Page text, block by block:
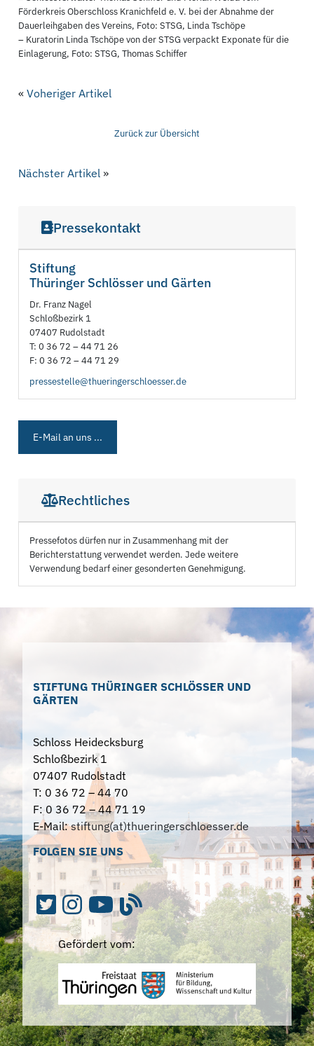
Förderkreis Oberschloss Kranichfeld e. V. bei der Abnahme der
Dauerleihgaben des Vereins, Foto: STSG, Linda Tschöpe
– Kuratorin Linda Tschöpe von der STSG verpackt Exponate für die
Einlagerung, Foto: STSG, Thomas Schiffer
«Voheriger Artikel
Zurück zur Übersicht
Nächster Artikel »
Pressekontakt
Stiftung
Thüringer Schlösser und Gärten
Dr. Franz Nagel
Schloßbezirk 1
07407 Rudolstadt
T: 0 36 72 – 44 71 26
F: 0 36 72 – 44 71 29
pressestelle@thueringerschloesser.de
E-Mail an uns ...
Rechtliches
Pressefotos dürfen nur in Zusammenhang mit der
Berichterstattung verwendet werden. Jede weitere
Verwendung bedarf einer gesonderten Genehmigung.
STIFTUNG THÜRINGER SCHLÖSSER UND
GÄRTEN
Schloss Heidecksburg
Schloßbezirk 1
07407 Rudolstadt
T: 0 36 72 – 44 70
F: 0 36 72 – 44 71 19
E-Mail:stiftung(at)thueringerschloesser.de
FOLGEN SIE UNS
Gefördert vom: